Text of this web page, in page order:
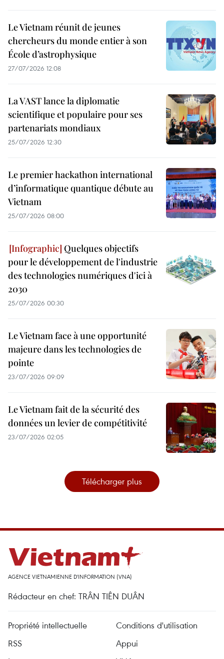
Le Vietnam réunit de jeunes
chercheurs du monde entier à son
École d’astrophysique
27/07/2026 12:08
La VAST lance la diplomatie
scientifique et populaire pour ses
partenariats mondiaux
25/07/2026 12:30
Le premier hackathon international
d’informatique quantique débute au
Vietnam
25/07/2026 08:00
Quelques objectifs
pour le développement de l'industrie
des technologies numériques d'ici à
2030
25/07/2026 00:30
Le Vietnam face à une opportunité
majeure dans les technologies de
pointe
23/07/2026 09:09
Le Vietnam fait de la sécurité des
données un levier de compétitivité
23/07/2026 02:05
Télécharger plus
AGENCE VIETNAMIENNE D'INFORMATION (VNA)
Rédacteur en chef: TRÂN TIÊN DUÂN
Propriété intellectuelle
Conditions d'utilisation
RSS
Appui